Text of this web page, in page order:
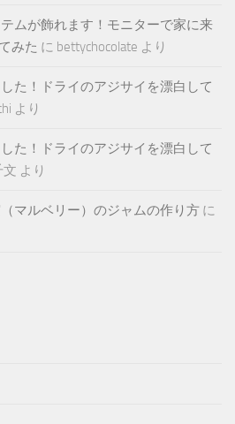
ムが飾れます！モニターで家に来
みた に bettychocolate より
た！ドライのアジサイを漂白して
より
た！ドライのアジサイを漂白して
文 より
マルベリー）のジャムの作り方 に